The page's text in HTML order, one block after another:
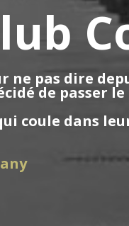
ne pas dire
de passer
coule dans